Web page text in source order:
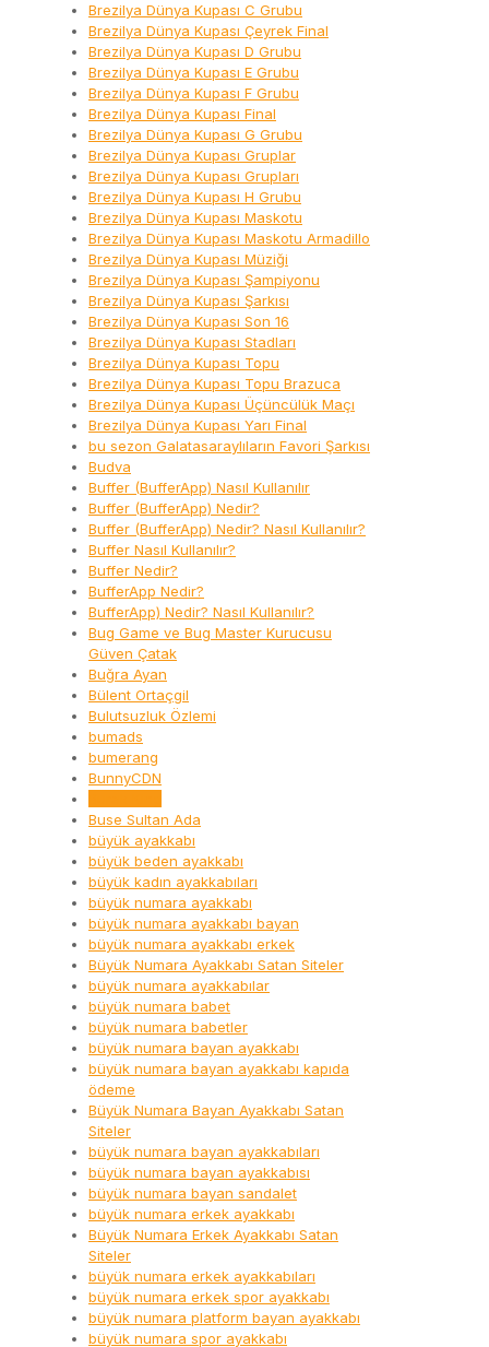
Brezilya Dünya Kupası C Grubu
Brezilya Dünya Kupası Çeyrek Final
Brezilya Dünya Kupası D Grubu
Brezilya Dünya Kupası E Grubu
Brezilya Dünya Kupası F Grubu
Brezilya Dünya Kupası Final
Brezilya Dünya Kupası G Grubu
Brezilya Dünya Kupası Gruplar
Brezilya Dünya Kupası Grupları
Brezilya Dünya Kupası H Grubu
Brezilya Dünya Kupası Maskotu
Brezilya Dünya Kupası Maskotu Armadillo
Brezilya Dünya Kupası Müziği
Brezilya Dünya Kupası Şampiyonu
Brezilya Dünya Kupası Şarkısı
Brezilya Dünya Kupası Son 16
Brezilya Dünya Kupası Stadları
Brezilya Dünya Kupası Topu
Brezilya Dünya Kupası Topu Brazuca
Brezilya Dünya Kupası Üçüncülük Maçı
Brezilya Dünya Kupası Yarı Final
bu sezon Galatasaraylıların Favori Şarkısı
Budva
Buffer (BufferApp) Nasıl Kullanılır
Buffer (BufferApp) Nedir?
Buffer (BufferApp) Nedir? Nasıl Kullanılır?
Buffer Nasıl Kullanılır?
Buffer Nedir?
BufferApp Nedir?
BufferApp) Nedir? Nasıl Kullanılır?
Bug Game ve Bug Master Kurucusu
Güven Çatak
Buğra Ayan
Bülent Ortaçgil
Bulutsuzluk Özlemi
bumads
bumerang
BunnyCDN
Buse Sultan Ada
büyük ayakkabı
büyük beden ayakkabı
büyük kadın ayakkabıları
büyük numara ayakkabı
büyük numara ayakkabı bayan
büyük numara ayakkabı erkek
Büyük Numara Ayakkabı Satan Siteler
büyük numara ayakkabılar
büyük numara babet
büyük numara babetler
büyük numara bayan ayakkabı
büyük numara bayan ayakkabı kapıda
ödeme
Büyük Numara Bayan Ayakkabı Satan
Siteler
büyük numara bayan ayakkabıları
büyük numara bayan ayakkabısı
büyük numara bayan sandalet
büyük numara erkek ayakkabı
Büyük Numara Erkek Ayakkabı Satan
Siteler
büyük numara erkek ayakkabıları
büyük numara erkek spor ayakkabı
büyük numara platform bayan ayakkabı
büyük numara spor ayakkabı